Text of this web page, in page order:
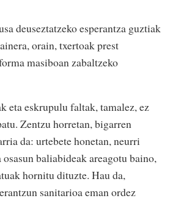
deuseztatzeko esperantza guztiak
orain, txertoak prest
masiboan zabaltzeko
eta eskrupulu faltak, tamalez, ez
Zentzu horretan, bigarren
da: urtebete honetan, neurri
baliabideak areagotu baino,
hornitu dituzte. Hau da,
sanitarioa eman ordez